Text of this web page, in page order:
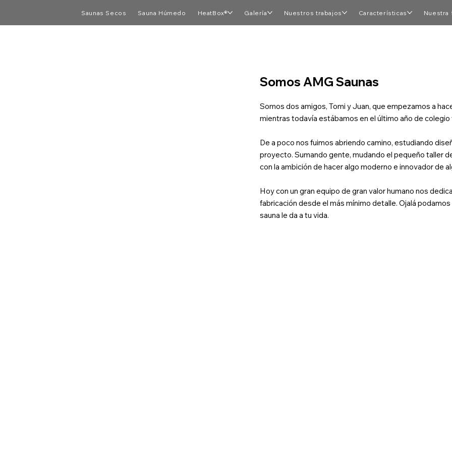
Saunas Secos Sauna Húmedo HeatBox® Galería Nuestros trabajos Características Nuestra
Somos AMG Saunas
Somos dos amigos, Tomi y Juan, que empezamos a
mientras todavía estábamos en el último año de colegio
De a poco nos fuimos abriendo camino, estudiando
proyecto. Sumando gente, mudando el pequeño taller
con la ambición de hacer algo moderno e innovador de
Hoy con un gran equipo de gran valor humano nos
fabricación desde el más mínimo detalle. Ojalá
sauna le da a tu vida.